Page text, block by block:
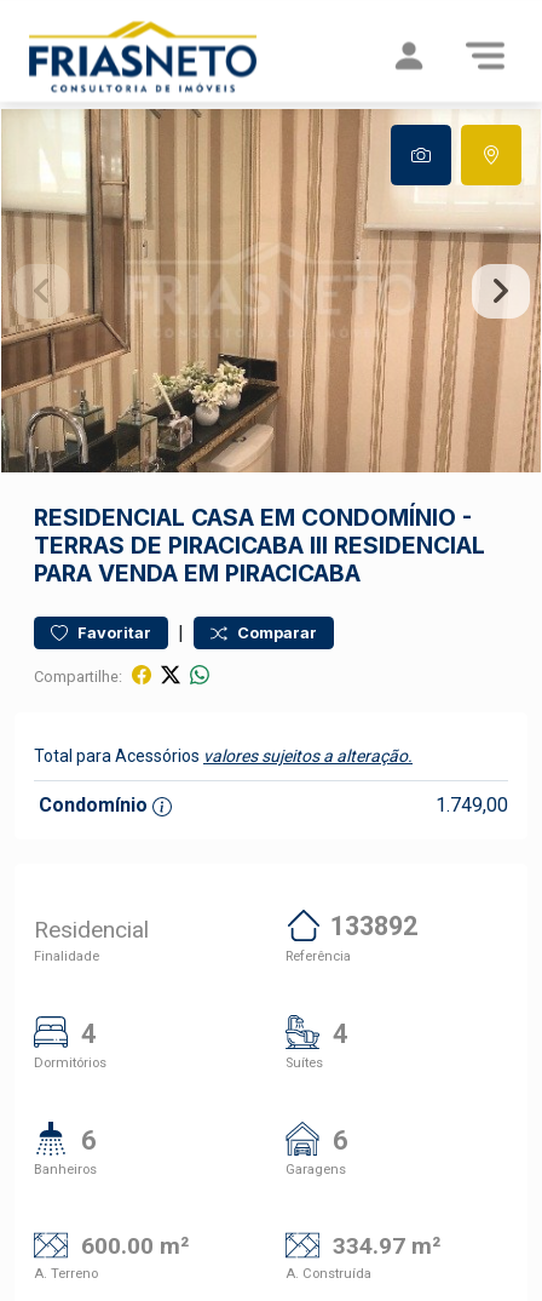
RESIDENCIAL CASA EM CONDOMÍNIO -
TERRAS DE PIRACICABA III RESIDENCIAL
PARA VENDA EM PIRACICABA
Favoritar | Comparar
Compartilhe:
Total para Acessórios valores sujeitos a alteração.
Condomínio 1.749,00
Residencial
Finalidade
133892
Referência
4
Dormitórios
4
Suítes
6
Banheiros
6
Garagens
600.00 m²
A. Terreno
334.97 m²
A. Construída